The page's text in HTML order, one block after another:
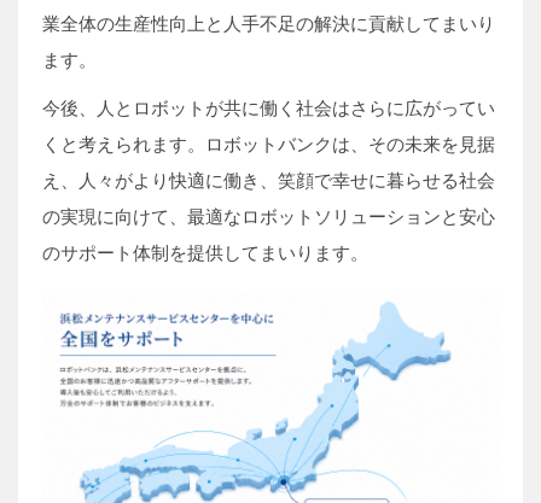
業全体の生産性向上と人手不足の解決に貢献してまいり
ます。
今後、人とロボットが共に働く社会はさらに広がってい
くと考えられます。ロボットバンクは、その未来を見据
え、人々がより快適に働き、笑顔で幸せに暮らせる社会
の実現に向けて、最適なロボットソリューションと安心
のサポート体制を提供してまいります。